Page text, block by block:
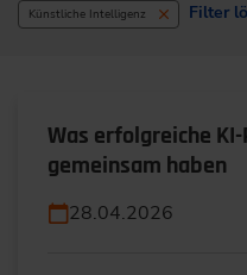
Künstliche Intelligenz Filter
Was erfolgreiche
gemeinsam haben
28.04.2026